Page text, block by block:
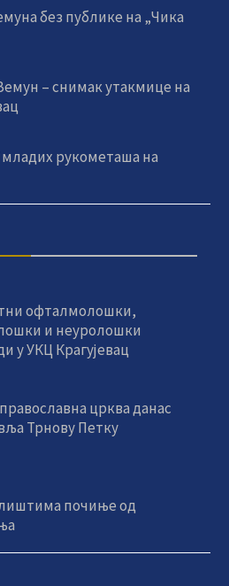
без публике на „Чика
– снимак утакмице на
рукометаша на
офталмолошки,
и неуролошки
у УКЦ Крагујевац
црква данас
Трнову Петку
почиње од